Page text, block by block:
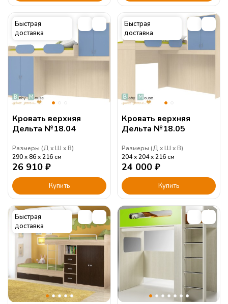
Быстрая
доставка
Кровать верхняя
Дельта №18.04
Размеры (Д Ш В)
290
86 216 см
26 910 ₽
Купить
Быстрая
доставка
Кровать верхняя
Дельта №18.05
Размеры (Д Ш В)
204
204 216 см
24 000 ₽
Купить
Быстрая
доставка